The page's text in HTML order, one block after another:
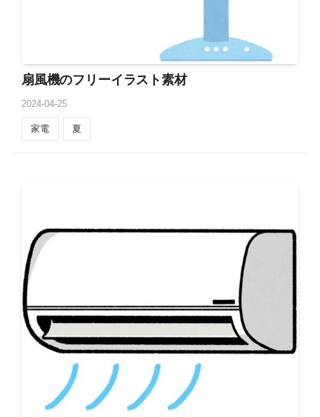
2024-04-25
扇風機のフリーイラスト素材
家電 夏